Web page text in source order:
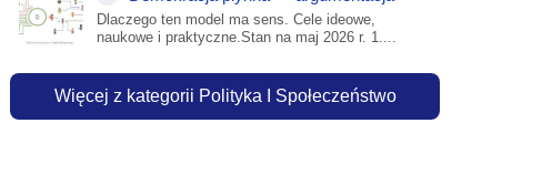
Dlaczego ten model ma sens. Cele ideowe,
naukowe i praktyczne.Stan na maj 2026 r. 1....
Więcej z kategorii Polityka I Społeczeństwo